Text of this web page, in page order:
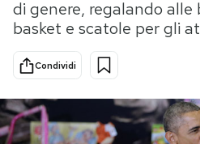
Internet
Scienza
Cultura
Economia
Sport
di genere, regalando alle
basket e scatole per gli
Condividi